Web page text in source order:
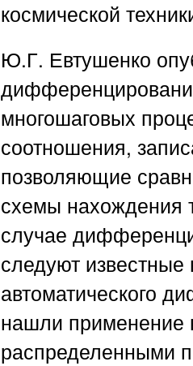
космической
Ю.Г. Евтушенко
многошаговых
соотношения,
позволяющие
схемы нахождения
случае
следуют
автоматического
нашли применение
распределенными